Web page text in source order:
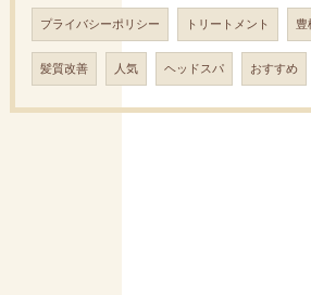
プライバシーポリシー トリートメント 豊
髪質改善 人気 ヘッドスパ おすすめ